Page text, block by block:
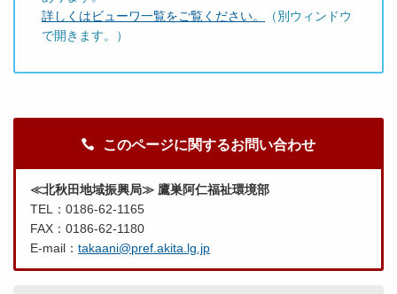
詳しくはビューワ一覧をご覧ください。
（別ウィンドウ
で開きます。）
このページに関するお問い合わせ
≪北秋田地域振興局≫ 鷹巣阿仁福祉環境部
TEL：0186-62-1165
FAX：0186-62-1180
E-mail： takaani@pref.akita.lg.jp